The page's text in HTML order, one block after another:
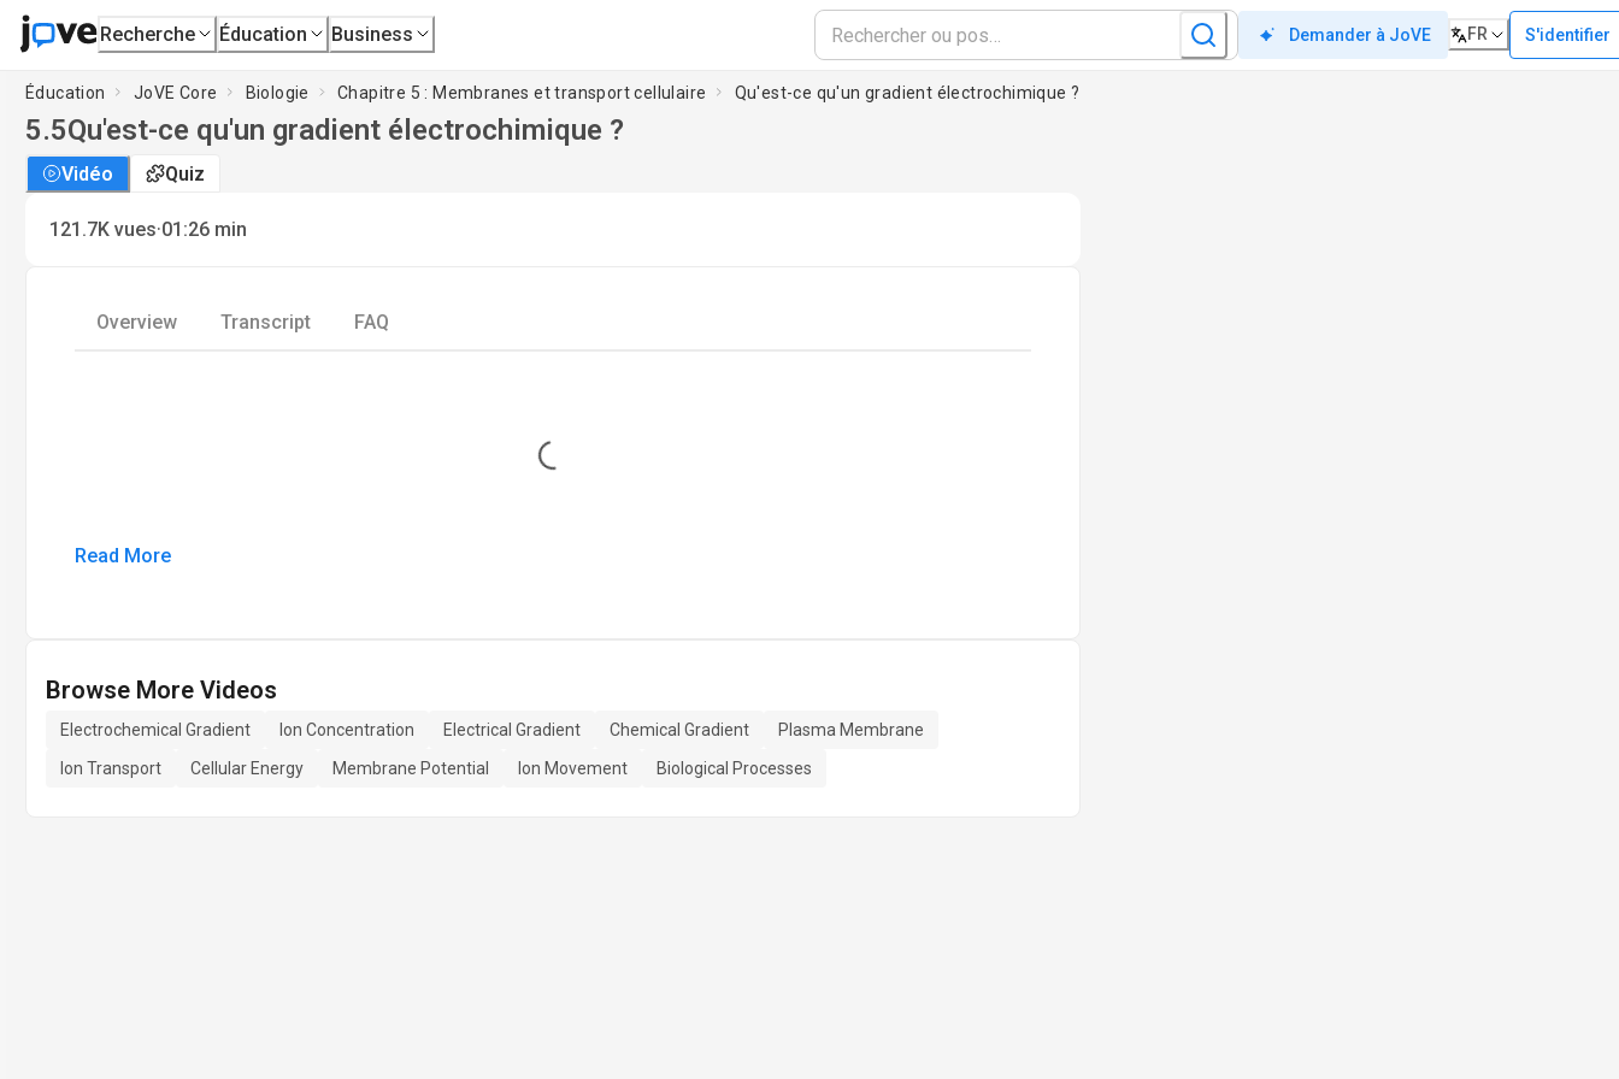
Recherche Éducation Business Demander à JoVE FR S'identifier
Éducation JoVE Core Biologie Chapitre 5 : Membranes et transport cellulaire Qu'est-ce qu'un gradient électrochimique ?
5.5Qu'est-ce qu'un gradient électrochimique ?
Vidéo Quiz
121.7K vues·01:26 min
Overview Transcript FAQ
Loading...
Read More
Browse More Videos
Electrochemical Gradient Ion Concentration Electrical Gradient Chemical Gradient
Plasma Membrane
Ion Transport
Cellular Energy Membrane Potential Ion Movement Biological Processes